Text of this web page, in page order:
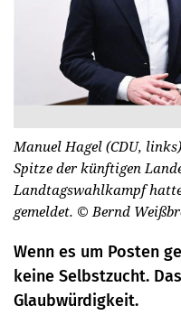
Manuel Hagel (CDU,
Spitze der künftigen
Landtagswahlkampf
gemeldet. © Bernd
Wenn es um Posten
keine Selbstzucht.
Glaubwürdigkeit.